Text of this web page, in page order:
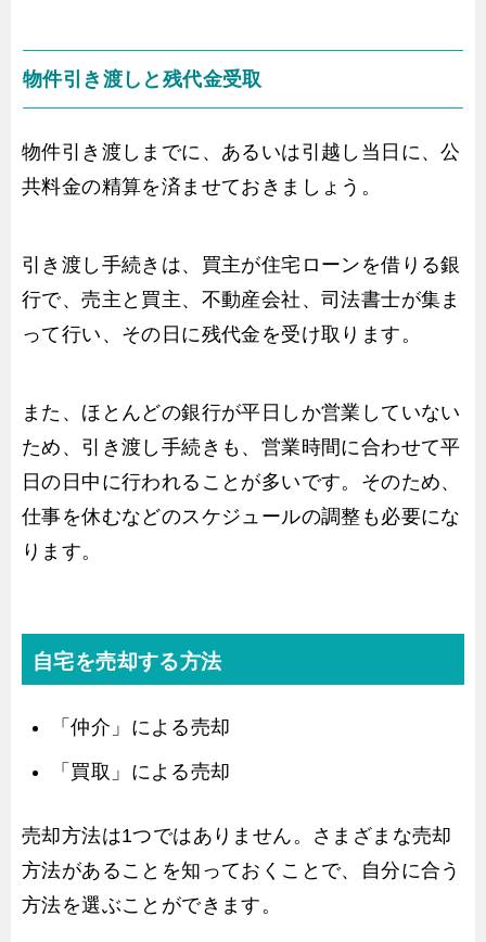
物件引き渡しと残代金受取
物件引き渡しまでに、あるいは引越し当日に、公
共料金の精算を済ませておきましょう。
引き渡し手続きは、買主が住宅ローンを借りる銀
行で、売主と買主、不動産会社、司法書士が集ま
って行い、その日に残代金を受け取ります。
また、ほとんどの銀行が平日しか営業していない
ため、引き渡し手続きも、営業時間に合わせて平
日の日中に行われることが多いです。そのため、
仕事を休むなどのスケジュールの調整も必要にな
ります。
自宅を売却する方法
「仲介」による売却
「買取」による売却
売却方法は1つではありません。さまざまな売却
方法があることを知っておくことで、自分に合う
方法を選ぶことができます。